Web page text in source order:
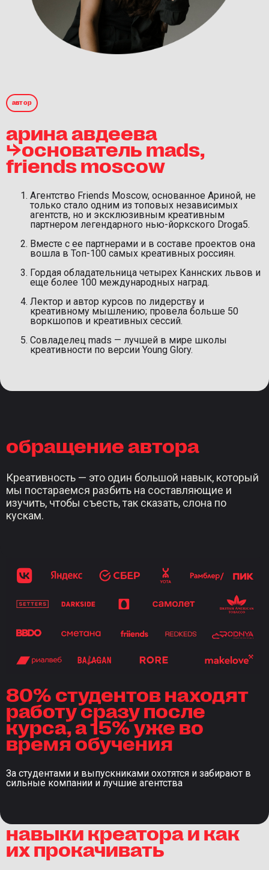
автор
арина авдеева
⮡основатель mads,
friends moscow
Агентство Friends Moscow, основанное Ариной, не
только стало одним из топовых независимых
агентств, но и эксклюзивным креативным
партнером легендарного нью-йоркского Droga5.
Вместе с ее партнерами и в составе проектов она
вошла в Топ-100 самых креативных россиян.
Гордая обладательница четырех Каннских львов и
еще более 100 международных наград.
Лектор и автор курсов по лидерству и
креативному мышлению; провела больше 50
воркшопов и креативных сессий.
Совладелец mads — лучшей в мире школы
креативности по версии Young Glory.
обращение автора
Креативность — это один большой навык, который
мы постараемся разбить на составляющие и
изучить, чтобы съесть, так сказать, слона по
кускам.
80% студентов находят
работу сразу после
курса, а 15% уже во
время обучения
За студентами и выпускниками охотятся и забирают в
сильные компании и лучшие агентства
навыки креатора и как
их прокачивать